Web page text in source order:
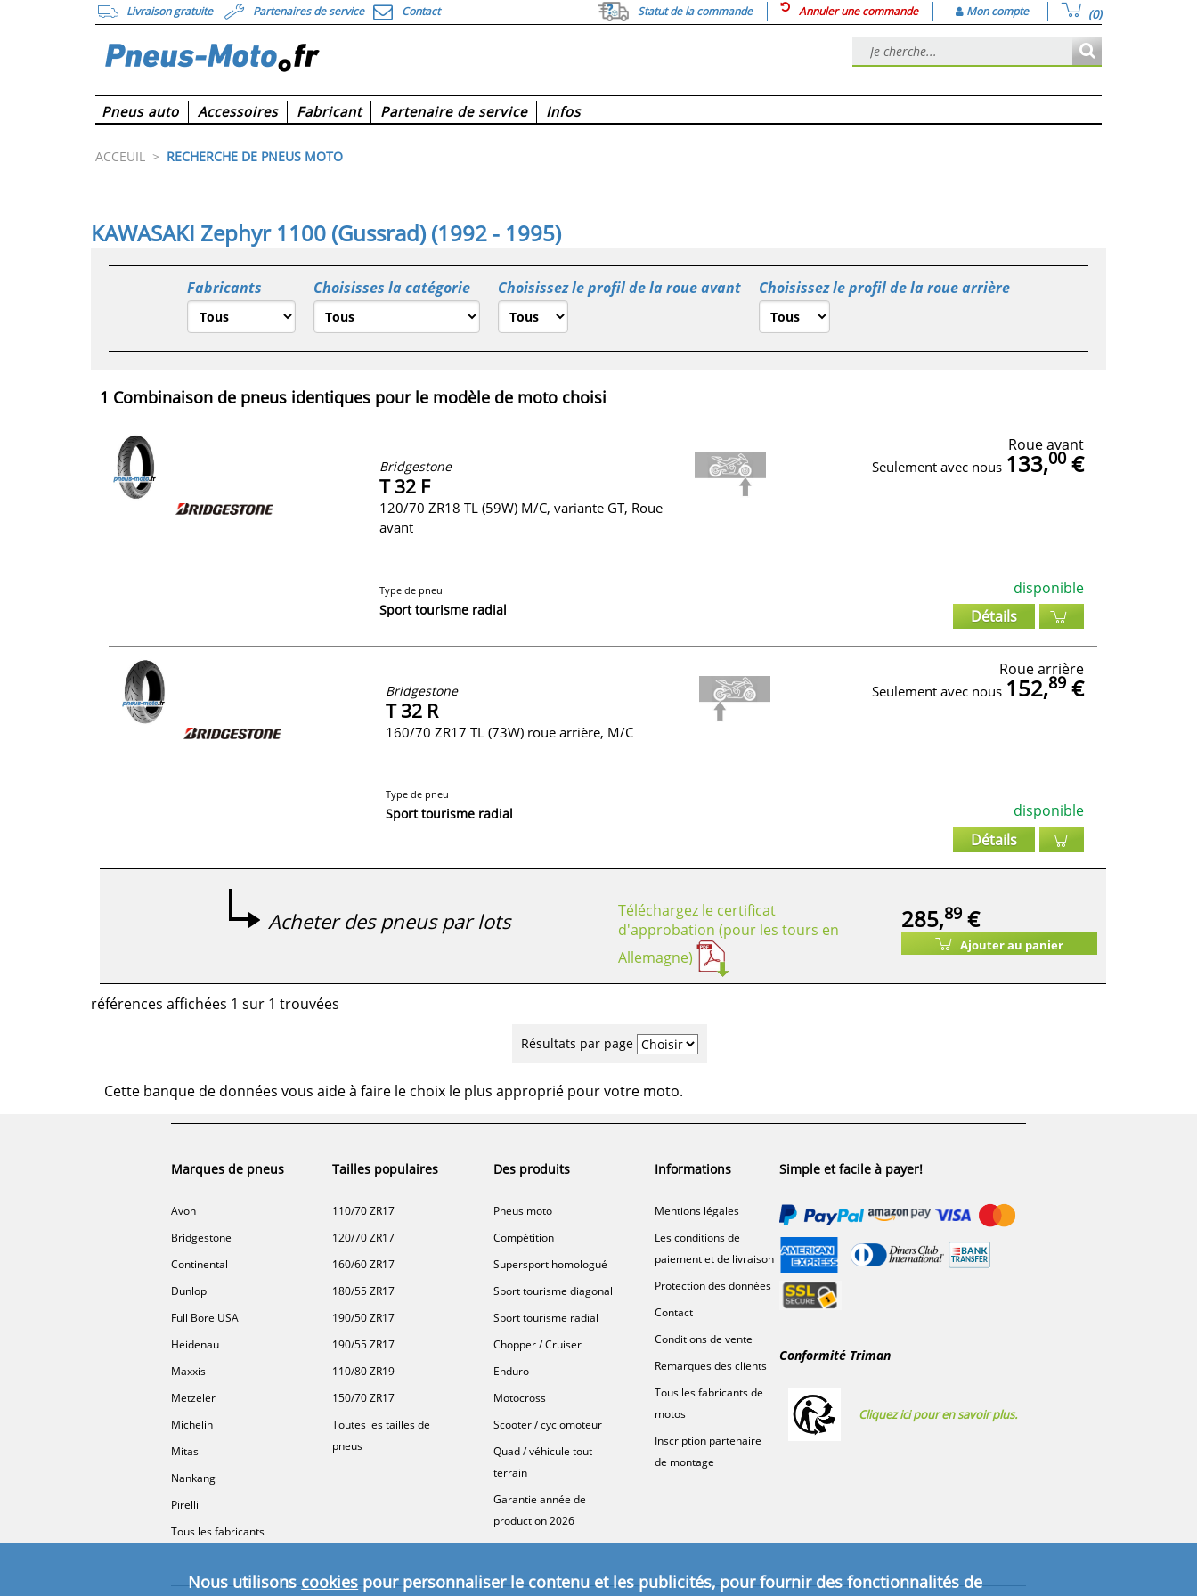
Livraison gratuite Partenaires de service Contact Statut de la commande Annuler une commande Mon compte (0)
Pneus auto Accessoires Fabricant Partenaire de service Infos
ACCEUIL > RECHERCHE DE PNEUS MOTO
KAWASAKI Zephyr 1100 (Gussrad) (1992 - 1995)
Fabricants Choisisses la catégorie Choisissez le profil de la roue avant Choisissez le profil de la roue arrière
1 Combinaison de pneus identiques pour le modèle de moto choisi
Bridgestone
T 32 F
120/70 ZR18 TL (59W) M/C, variante GT, Roue
avant
Type de pneu
Sport tourisme radial
Roue avant
Seulement avec nous 133,00€
disponible
Détails
Bridgestone
T 32 R
160/70 ZR17 TL (73W) roue arrière, M/C
Type de pneu
Sport tourisme radial
Roue arrière
Seulement avec nous 152,89 €
disponible
Détails
Acheter des pneus par lots
Téléchargez le certificat
d'approbation (pour les tours en
Allemagne)
285,89 €
Ajouter au panier
références affichées 1 sur 1 trouvées
Résultats par page
Cette banque de données vous aide à faire le choix le plus approprié pour votre moto.
Marques de pneus
Avon
Bridgestone
Continental
Dunlop
Full Bore USA
Heidenau
Maxxis
Metzeler
Michelin
Mitas
Nankang
Pirelli
Tous les fabricants
Tailles populaires
110/70 ZR17
120/70 ZR17
160/60 ZR17
180/55 ZR17
190/50 ZR17
190/55 ZR17
110/80 ZR19
150/70 ZR17
Toutes les tailles de
pneus
Des produits
Pneus moto
Compétition
Supersport homologué
Sport tourisme diagonal
Sport tourisme radial
Chopper / Cruiser
Enduro
Motocross
Scooter / cyclomoteur
Quad / véhicule tout
terrain
Garantie année de
production 2026
Informations
Mentions légales
Les conditions de
paiement et de livraison
Protection des données
Contact
Conditions de vente
Remarques des clients
Tous les fabricants de
motos
Inscription partenaire
de montage
Simple et facile à payer!
Conformité Triman
Cliquez ici pour en savoir plus.
Nous utilisonscookiespour personnaliser le contenu et les publicités, pour fournir des fonctionnalités de